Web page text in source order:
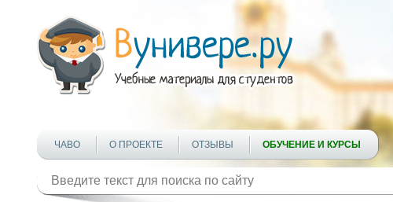
ЧАВО О ПРОЕКТЕ ОТЗЫВЫ ОБУЧЕНИЕ И КУРСЫ